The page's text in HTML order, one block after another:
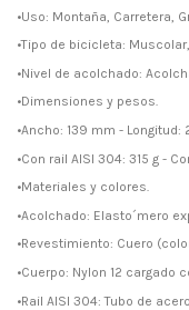
•Uso: Montaña, Carretera,
•Tipo de bicicleta:
•Nivel de acolchado:
•Dimensiones y pesos.
•Ancho: 139 mm - Longitud:
•Con rail AISI 304: 315 g -
•Materiales y colores.
•Acolchado: Elasto´mero
•Revestimiento: Cuero
•Cuerpo: Nylon 12 cargado
•Rail AISI 304: Tubo de